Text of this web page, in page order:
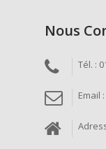
Nous
Tél. :
Email